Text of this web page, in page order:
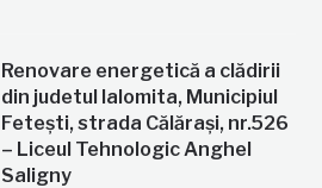
Renovare energetică a clădirii
din judetul Ialomita, Municipiul
Fetești, strada Călărași, nr.526
– Liceul Tehnologic Anghel
Saligny